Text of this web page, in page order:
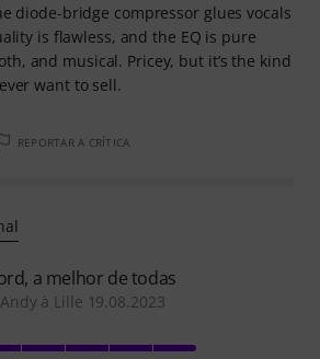
diode-bridge compressor glues vocals
is flawless, and the EQ is pure
and musical. Pricey, but it’s the kind
want to sell.
REPORTAR A CRÍTICA
a melhor de todas
Andy à Lille 19.08.2023